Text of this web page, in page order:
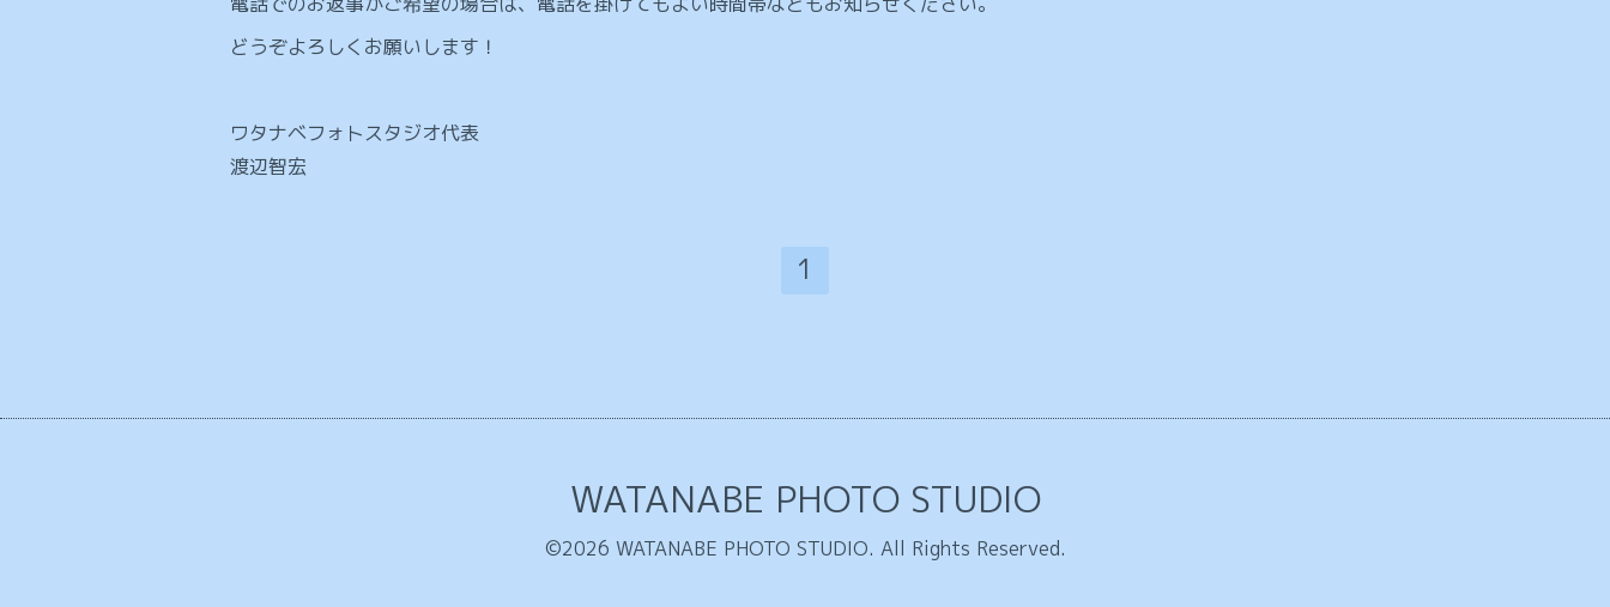
どうぞよろしくお願いします！
ワタナベフォトスタジオ代表
渡辺智宏
1
WATANABE PHOTO STUDIO
©2026 WATANABE PHOTO STUDIO. All Rights Reserved.